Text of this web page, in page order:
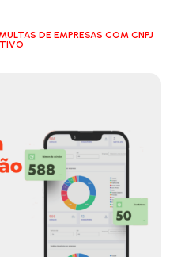
DE EMPRESAS COM CNPJ